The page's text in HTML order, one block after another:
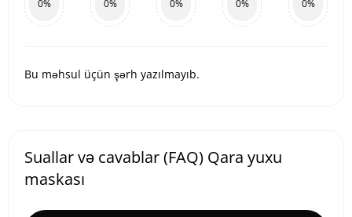
0% 0% 0% 0% 0%
Bu məhsul üçün şərh yazılmayıb.
Suallar və cavablar (FAQ) Qara yuxu
maskası